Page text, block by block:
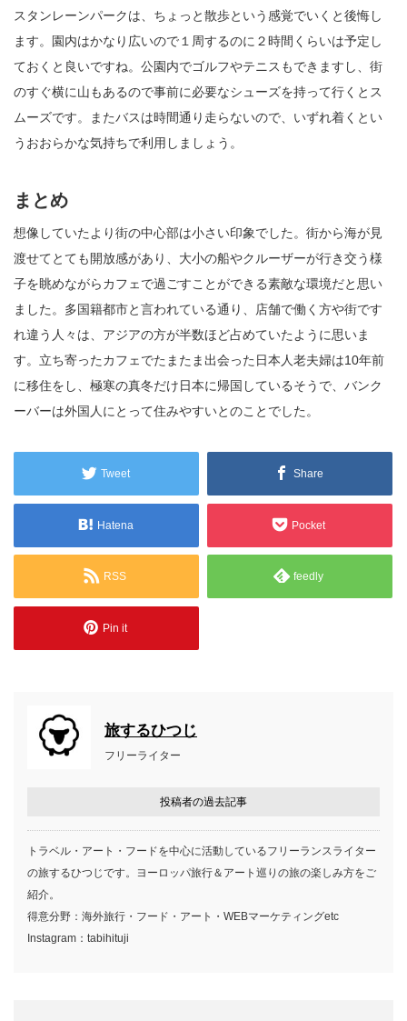
スタンレーンパークは、ちょっと散歩という感覚でいくと後悔し
ます。園内はかなり広いので１周するのに２時間くらいは予定し
ておくと良いですね。公園内でゴルフやテニスもできますし、街
のすぐ横に山もあるので事前に必要なシューズを持って行くとス
ムーズです。またバスは時間通り走らないので、いずれ着くとい
うおおらかな気持ちで利用しましょう。
まとめ
想像していたより街の中心部は小さい印象でした。街から海が見
渡せてとても開放感があり、大小の船やクルーザーが行き交う様
子を眺めながらカフェで過ごすことができる素敵な環境だと思い
ました。多国籍都市と言われている通り、店舗で働く方や街です
れ違う人々は、アジアの方が半数ほど占めていたように思いま
す。立ち寄ったカフェでたまたま出会った日本人老夫婦は10年前
に移住をし、極寒の真冬だけ日本に帰国しているそうで、バンク
ーバーは外国人にとって住みやすいとのことでした。
Tweet Share
Hatena Pocket
RSS feedly
Pin it
旅するひつじ
フリーライター
投稿者の過去記事
トラベル・アート・フードを中心に活動しているフリーランスライター
の旅するひつじです。ヨーロッパ旅行＆アート巡りの旅の楽しみ方をご
紹介。
得意分野：海外旅行・フード・アート・WEBマーケティングetc
Instagram：tabihituji